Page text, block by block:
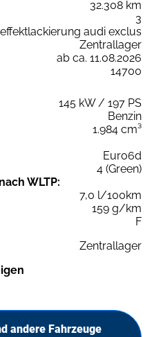
32.308 km
3
audi exclus
Zentrallager
ab ca. 11.08.2026
14700
145 kW / 197 PS
Benzin
1.984 cm³
Euro6d
4 (Green)
WLTP:
7,0 l/100km
159 g/km
F
Zentrallager
andere Fahrzeuge